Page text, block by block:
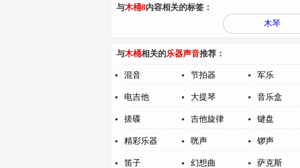
与木桶8内容相关的标签：
木琴
与木桶相关的乐器声音推荐：
混音 节拍器 军乐
电吉他 大提琴 音乐盒
搓碟 吉他旋律 键盘
精彩乐器 咣声 锣声
笛子 幻想曲 萨克斯